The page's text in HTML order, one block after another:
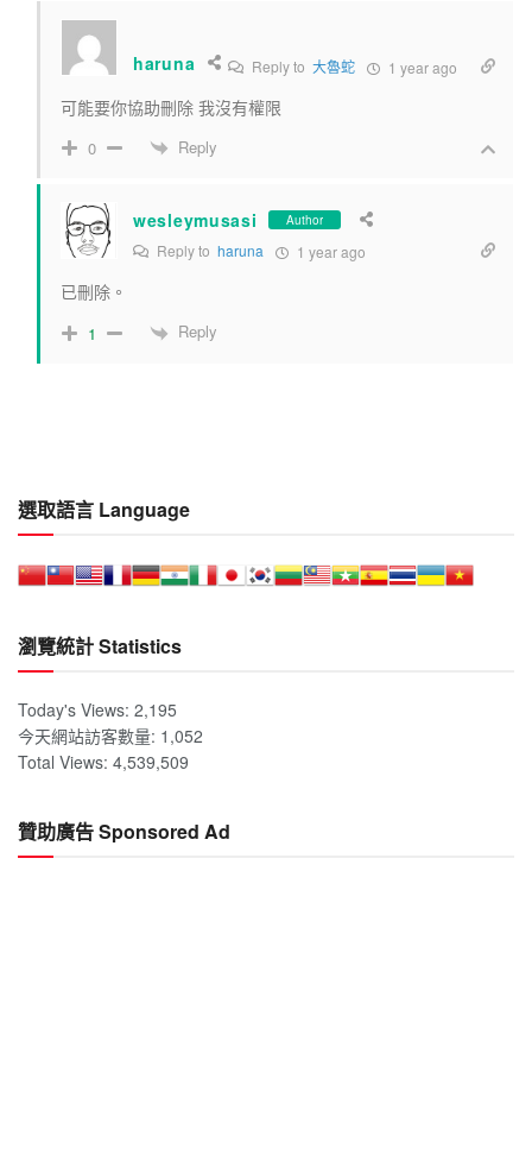
haruna Reply to大魯蛇 1 year ago
可能要你協助刪除 我沒有權限
0 Reply
wesleymusasi Author
Reply to haruna 1 year ago
已刪除。
1 Reply
選取語言 Language
瀏覽統計 Statistics
Today's Views: 2,195
今天網站訪客數量: 1,052
Total Views: 4,539,509
贊助廣告 Sponsored Ad